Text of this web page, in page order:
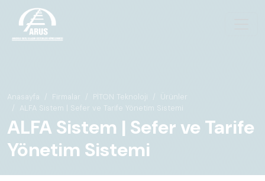
Anasayfa Firmalar PİTON Teknoloji
Ürünler
ALFA Sistem | Sefer ve Tarife Yönetim Sistemi
ALFA Sistem | Sefer ve Tarife
Yönetim Sistemi